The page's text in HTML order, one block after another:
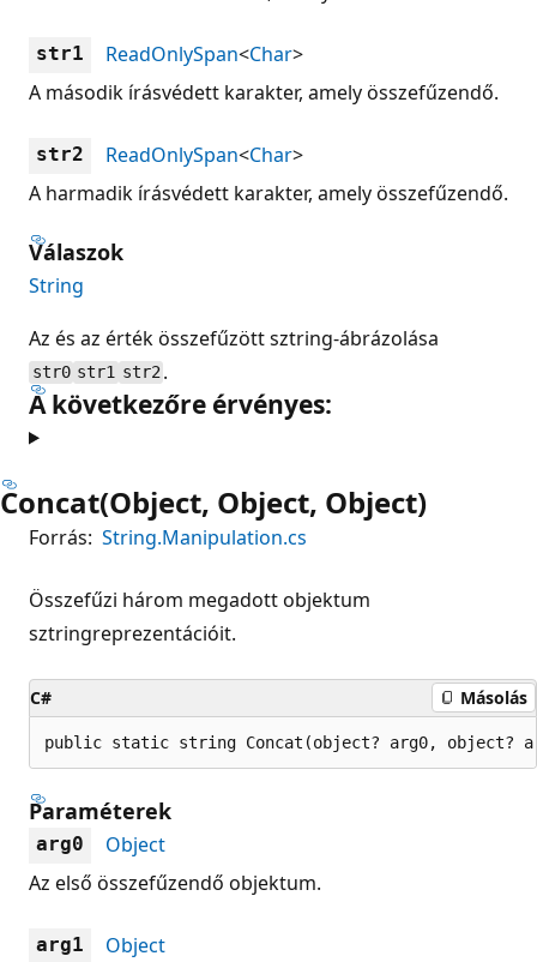
str1 ReadOnlySpan<Char>
A második írásvédett karakter, amely összefűzendő.
str2 ReadOnlySpan<Char>
A harmadik írásvédett karakter, amely összefűzendő.
Válaszok
String
Az és az érték összefűzött sztring-ábrázolása
str0 str1 str2 .
A következőre érvényes:
Concat(Object, Object, Object)
Forrás: String.Manipulation.cs
Összefűzi három megadott objektum
sztringreprezentációit.
C# Másolás
public static string Concat(object? arg0, object?
Paraméterek
arg0
Object
Az első összefűzendő objektum.
arg1
Object